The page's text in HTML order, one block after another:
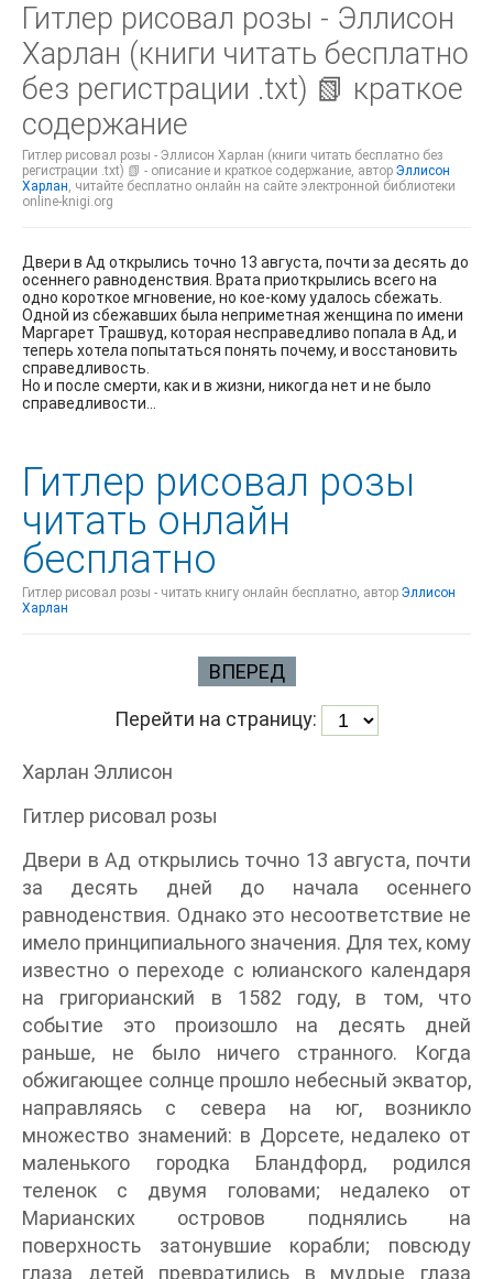
Гитлер рисовал розы - Эллисон
Харлан (книги читать бесплатно
без регистрации .txt) 📗 краткое
содержание
Гитлер рисовал розы - Эллисон Харлан (книги читать бесплатно без
регистрации .txt) 📗 - описание и краткое содержание, автор Эллисон
Харлан, читайте бесплатно онлайн на сайте электронной библиотеки
online-knigi.org
Двери в Ад открылись точно 13 августа, почти за десять до
осеннего равноденствия. Врата приоткрылись всего на
одно короткое мгновение, но кое-кому удалось сбежать.
Одной из сбежавших была неприметная женщина по имени
Маргарет Трашвуд, которая несправедливо попала в Ад, и
теперь хотела попытаться понять почему, и восстановить
справедливость.
Но и после смерти, как и в жизни, никогда нет и не было
справедливости...
Гитлер рисовал розы
читать онлайн
бесплатно
Гитлер рисовал розы - читать книгу онлайн бесплатно, автор Эллисон
Харлан
ВПЕРЕД
Перейти на страницу:
Харлан Эллисон
Гитлер рисовал розы
Двери в Ад открылись точно 13 августа, почти
за десять дней до начала осеннего
равноденствия. Однако это несоответствие не
имело принципиального значения. Для тех, кому
известно о переходе с юлианского календаря
на григорианский в 1582 году, в том, что
событие это произошло на десять дней
раньше, не было ничего странного. Когда
обжигающее солнце прошло небесный экватор,
направляясь с севера на юг, возникло
множество знамений: в Дорсете, недалеко от
маленького городка Бландфорд, родился
теленок с двумя головами; недалеко от
Марианских островов поднялись на
поверхность затонувшие корабли; повсюду
глаза детей превратились в мудрые глаза